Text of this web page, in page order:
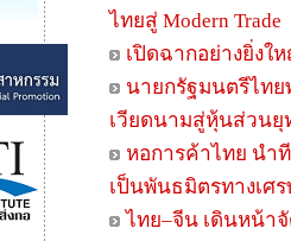
ไทยสู่ Modern Trade
เปิดฉากอย่างยิ่งให
นายกรัฐมนตรีไท
เวียดนามสู่หุ้นส่วน
หอการค้าไทย นำ
เป็นพันธมิตรทางเศ
ไทย–จีน เดินหน้าจั